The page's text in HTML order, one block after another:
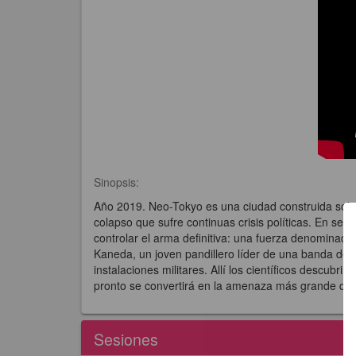
Sinopsis:
Año 2019. Neo-Tokyo es una ciudad construida
colapso que sufre continuas crisis políticas. En
controlar el arma definitiva: una fuerza
Kaneda, un joven pandillero líder de una banda
instalaciones militares. Allí los científicos
pronto se convertirá en la amenaza más grande
Sesiones